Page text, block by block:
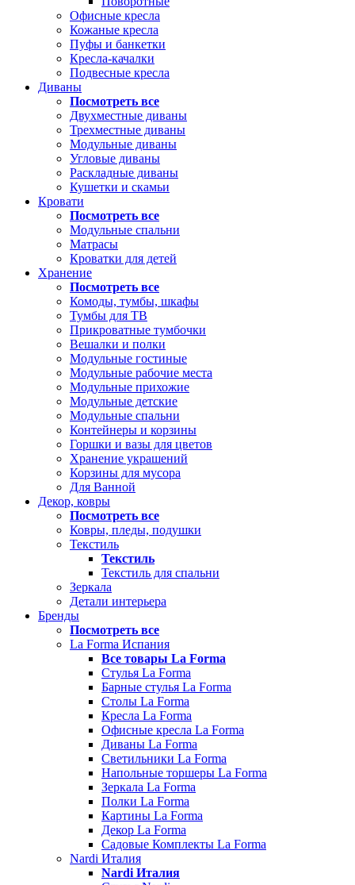
Офисные кресла
Кожаные кресла
Пуфы и банкетки
Кресла-качалки
Подвесные кресла
Диваны
Посмотреть все
Двухместные диваны
Трехместные диваны
Модульные диваны
Угловые диваны
Раскладные диваны
Кушетки и скамьи
Кровати
Посмотреть все
Модульные спальни
Матрасы
Кроватки для детей
Хранение
Посмотреть все
Комоды, тумбы, шкафы
Тумбы для ТВ
Прикроватные тумбочки
Вешалки и полки
Модульные гостиные
Модульные рабочие места
Модульные прихожие
Модульные детские
Модульные спальни
Контейнеры и корзины
Горшки и вазы для цветов
Хранение украшений
Корзины для мусора
Для Ванной
Декор, ковры
Посмотреть все
Ковры, пледы, подушки
Текстиль
Текстиль
Текстиль для спальни
Зеркала
Детали интерьера
Бренды
Посмотреть все
La Forma Испания
Все товары La Forma
Стулья La Forma
Барные стулья La Forma
Столы La Forma
Кресла La Forma
Офисные кресла La Forma
Диваны La Forma
Светильники La Forma
Напольные торшеры La Forma
Зеркала La Forma
Полки La Forma
Картины La Forma
Декор La Forma
Садовые Комплекты La Forma
Nardi Италия
Nardi Италия